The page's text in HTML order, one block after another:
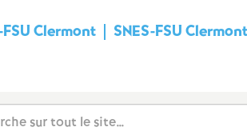
SNES-FSU Clermont